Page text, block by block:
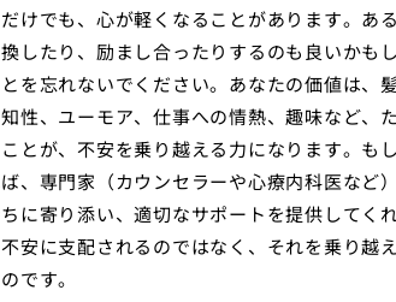
けでも、心が軽くなることがあります。あ
したり、励まし合ったりするのも良いかも
を忘れないでください。あなたの価値は、
性、ユーモア、仕事への情熱、趣味など、
とが、不安を乗り越える力になります。も
、専門家（カウンセラーや心療内科医など
に寄り添い、適切なサポートを提供してく
安に支配されるのではなく、それを乗り越
です。